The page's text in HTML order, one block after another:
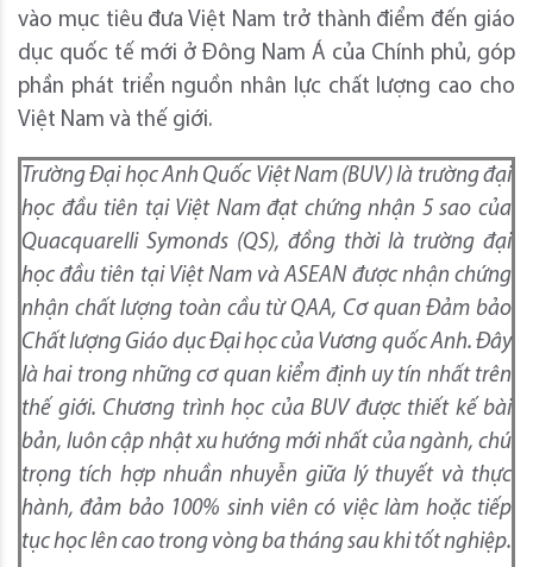
vào mục tiêu đưa Việt Nam trở thành điểm đến giáo
dục quốc tế mới ở Đông Nam Á của Chính phủ, góp
phần phát triển nguồn nhân lực chất lượng cao cho
Việt Nam và thế giới.
Trường Đại học Anh Quốc Việt Nam (BUV) là trường đại
học đầu tiên tại Việt Nam đạt chứng nhận 5 sao của
Quacquarelli Symonds (QS), đồng thời là trường đại
học đầu tiên tại Việt Nam và ASEAN được nhận chứng
nhận chất lượng toàn cầu từ QAA, Cơ quan Đảm bảo
Chất lượng Giáo dục Đại học của Vương quốc Anh. Đây
là hai trong những cơ quan kiểm định uy tín nhất trên
thế giới. Chương trình học của BUV được thiết kế bài
bản, luôn cập nhật xu hướng mới nhất của ngành, chú
trọng tích hợp nhuần nhuyễn giữa lý thuyết và thực
hành, đảm bảo 100% sinh viên có việc làm hoặc tiếp
tục học lên cao trong vòng ba tháng sau khi tốt nghiệp.